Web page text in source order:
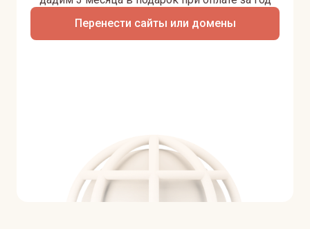
Перенести сайты или домены